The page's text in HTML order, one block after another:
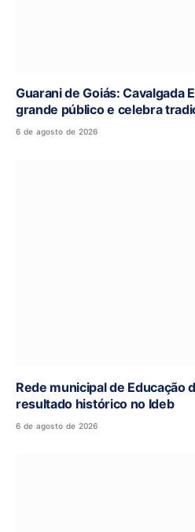
Guarani de Goiás: Cavalgada
grande público e celebra
6 de agosto de 2026
Rede municipal de Educação
resultado histórico no Ideb
6 de agosto de 2026